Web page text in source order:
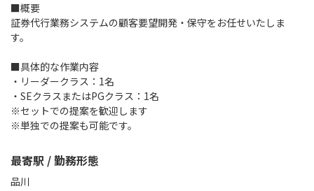
■概要
証券代行業務システムの顧客要望開発・保守をお任せいたしま
す。
■具体的な作業内容
・リーダークラス：1名
・SEクラスまたはPGクラス：1名
※セットでの提案を歓迎します
※単独での提案も可能です。
最寄駅 / 勤務形態
品川